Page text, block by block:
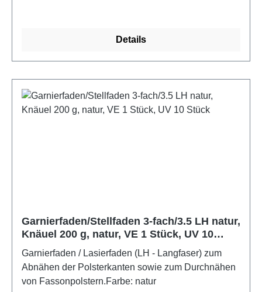
Details
Garnierfaden/Stellfaden 3-fach/3.5 LH natur,
Knäuel 200 g, natur, VE 1 Stück, UV 10
Stück
Garnierfaden / Lasierfaden (LH - Langfaser) zum
Abnähen der Polsterkanten sowie zum Durchnähen
von Fassonpolstern.Farbe: natur